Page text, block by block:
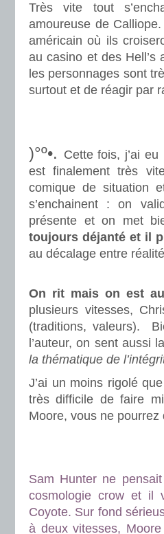
Très vite tout
amoureuse de
américain où ils
au casino et des Hell’s
les personnages sont
surtout et de réagir par
)°º•. Cette fois, j’ai
est finalement très
comique de situation
s’enchainent : on
présente et on met
toujours déjanté et il
au décalage entre
On rit mais on est
plusieurs vitesses,
(traditions, valeurs).
l’auteur, on sent aussi
la thématique de
J’ai un moins rigolé
très difficile de faire
Moore, vous ne pourrez
Sam Hunter ne
cosmologie crow et il
Coyote. Sur fond
à deux vitesses,